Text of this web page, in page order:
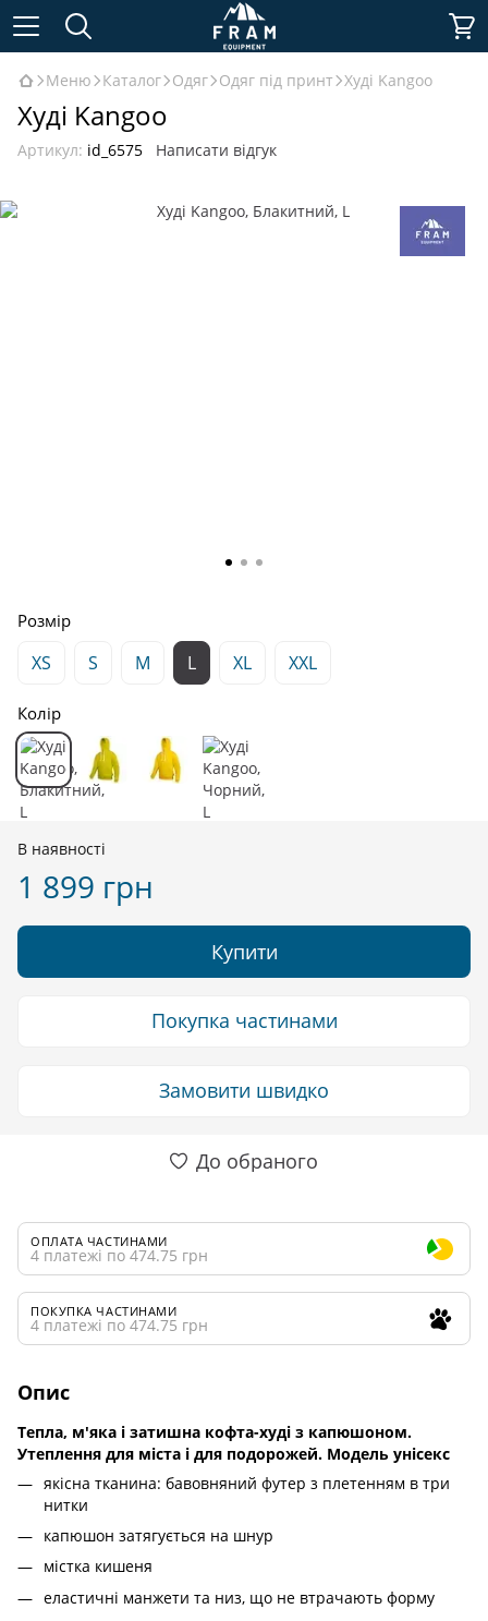
Меню Каталог Одяг Одяг під принт Худі Kangoo
Худі Kangoo
Артикул: id_6575 Написати відгук
Розмір
XS S M L XL XXL
Колір
В наявності
1 899 грн
Купити
Покупка частинами
Замовити швидко
До обраного
ОПЛАТА ЧАСТИНАМИ
4 платежі по 474.75 грн
ПОКУПКА ЧАСТИНАМИ
4 платежі по 474.75 грн
Опис
Тепла, м'яка і затишна кофта-худі з капюшоном.
Утеплення для міста і для подорожей. Модель унісекс
якісна тканина: бавовняний футер з плетенням в три
нитки
капюшон затягується на шнур
містка кишеня
еластичні манжети та низ, що не втрачають форму